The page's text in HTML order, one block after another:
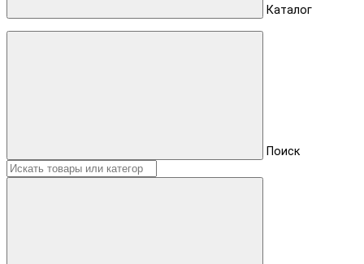
Каталог
Поиск